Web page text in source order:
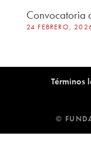
Convocatoria
24 FEBRERO,
Términos
©